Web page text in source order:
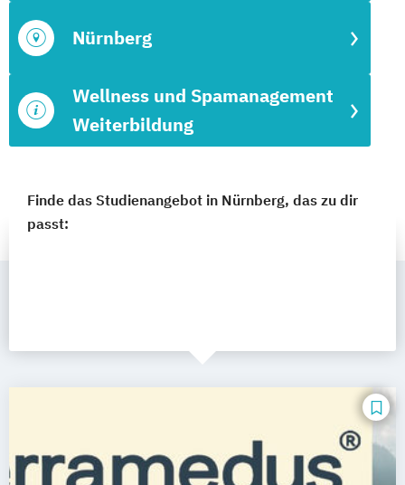
Wellness und Spamanagement
Weiterbildung
Nürnberg
Finde das Studienangebot in Nürnberg, das zu dir
passt: